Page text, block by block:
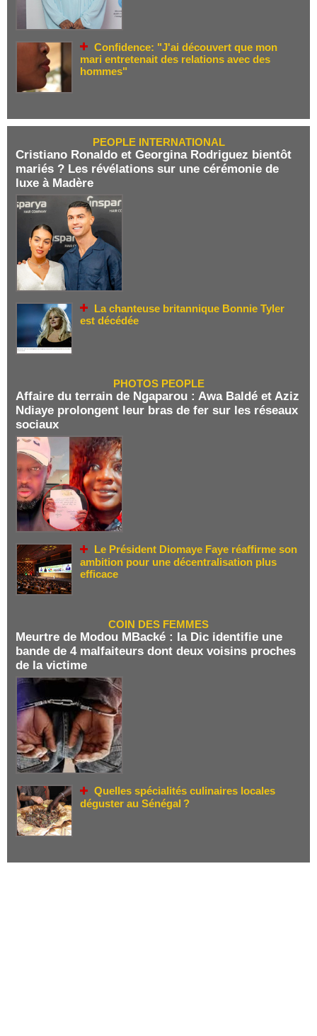
Confidence: "J'ai découvert que mon
mari entretenait des relations avec des
hommes"
PEOPLE INTERNATIONAL
Cristiano Ronaldo et Georgina Rodriguez bientôt
mariés ? Les révélations sur une cérémonie de
luxe à Madère
La chanteuse britannique Bonnie Tyler
est décédée
PHOTOS PEOPLE
Affaire du terrain de Ngaparou : Awa Baldé et Aziz
Ndiaye prolongent leur bras de fer sur les réseaux
sociaux
Le Président Diomaye Faye réaffirme son
ambition pour une décentralisation plus
efficace
COIN DES FEMMES
Meurtre de Modou MBacké : la Dic identifie une
bande de 4 malfaiteurs dont deux voisins proches
de la victime
Quelles spécialités culinaires locales
déguster au Sénégal ?